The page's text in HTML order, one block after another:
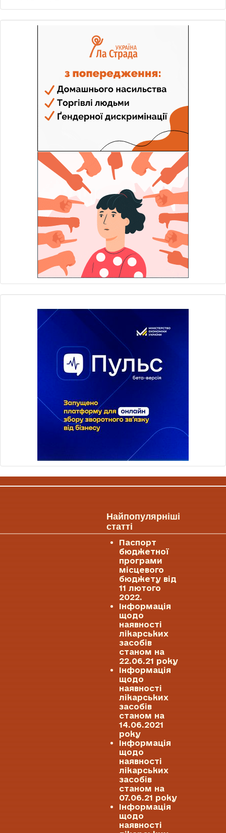
Найпопулярніші
статті
Паспорт
бюджетної
програми
місцевого
бюджету від
11 лютого
2022.
Інформація
щодо
наявності
лікарських
засобів
станом на
22.06.21 року
Інформація
щодо
наявності
лікарських
засобів
станом на
14.06.2021
року
Інформація
щодо
наявності
лікарських
засобів
станом на
07.06.21 року
Інформація
щодо
наявності